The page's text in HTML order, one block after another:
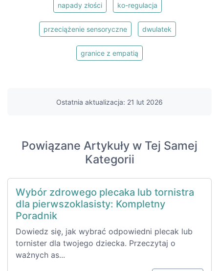
napady złości ko-regulacja
przeciążenie sensoryczne dwulatek
granice z empatią
Ostatnia aktualizacja: 21 lut 2026
Powiązane Artykuły w Tej Samej
Kategorii
Wybór zdrowego plecaka lub tornistra
dla pierwszoklasisty: Kompletny
Poradnik
Dowiedz się, jak wybrać odpowiedni plecak lub
tornister dla twojego dziecka. Przeczytaj o
ważnych as...